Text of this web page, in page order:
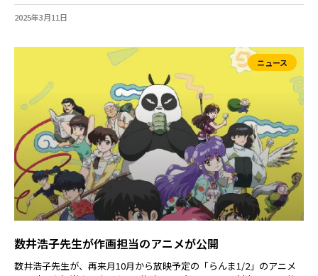
2025年3月11日
ニュース
数井浩子先生が作画担当のアニメが公開
数井浩子先生が、再来月10月から放映予定の「らんま1/2」のアニメ